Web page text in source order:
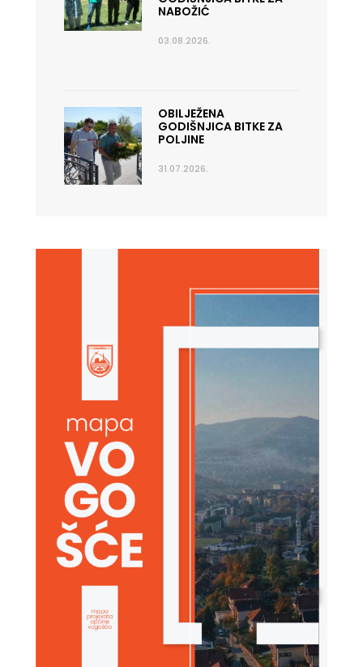
NABOŽIĆ
03.08.2026.
OBILJEŽENA
GODIŠNJICA BITKE ZA
POLJINE
31.07.2026.